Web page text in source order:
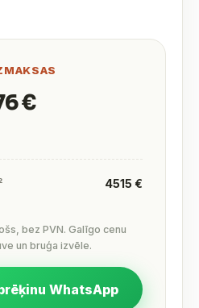
€
4515 €
bez PVN. Galīgo cenu
un bruģa izvēle.
WhatsApp